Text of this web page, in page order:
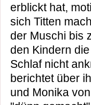
erblickt hat,
sich Titten
der Muschi bis
den Kindern
Schlaf nicht
berichtet über
und Monika